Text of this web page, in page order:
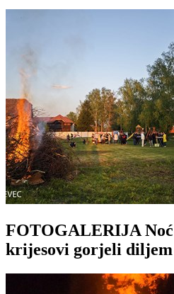
FOTOGALERIJA
krijesovi gorjeli